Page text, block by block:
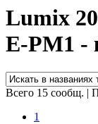
Lumix
E-PM1 -
Всего 15 сообщ. |
1